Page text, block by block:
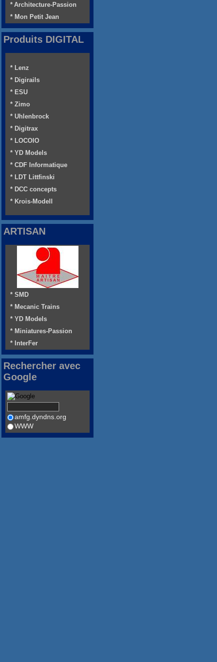
* Architecture-Passion
* Mon Petit Jean
Produits DIGITAL
* Lenz
* Digirails
* ESU
* Zimo
* Uhlenbrock
* Digitrax
* LOCOIO
* YD Models
* CDF Informatique
* LDT Littfinski
* DCC concepts
* Krois-Modell
ARTISAN
* SMD
* Mecanic Trains
* YD Models
* Miniatures-Passion
* InterFer
Rechercher avec
Google
amfg.dyndns.org
WWW